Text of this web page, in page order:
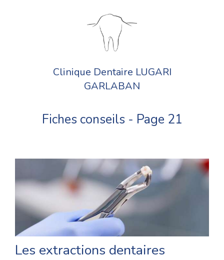
Clinique Dentaire LUGARI
GARLABAN
Fiches conseils - Page 21
Les extractions dentaires